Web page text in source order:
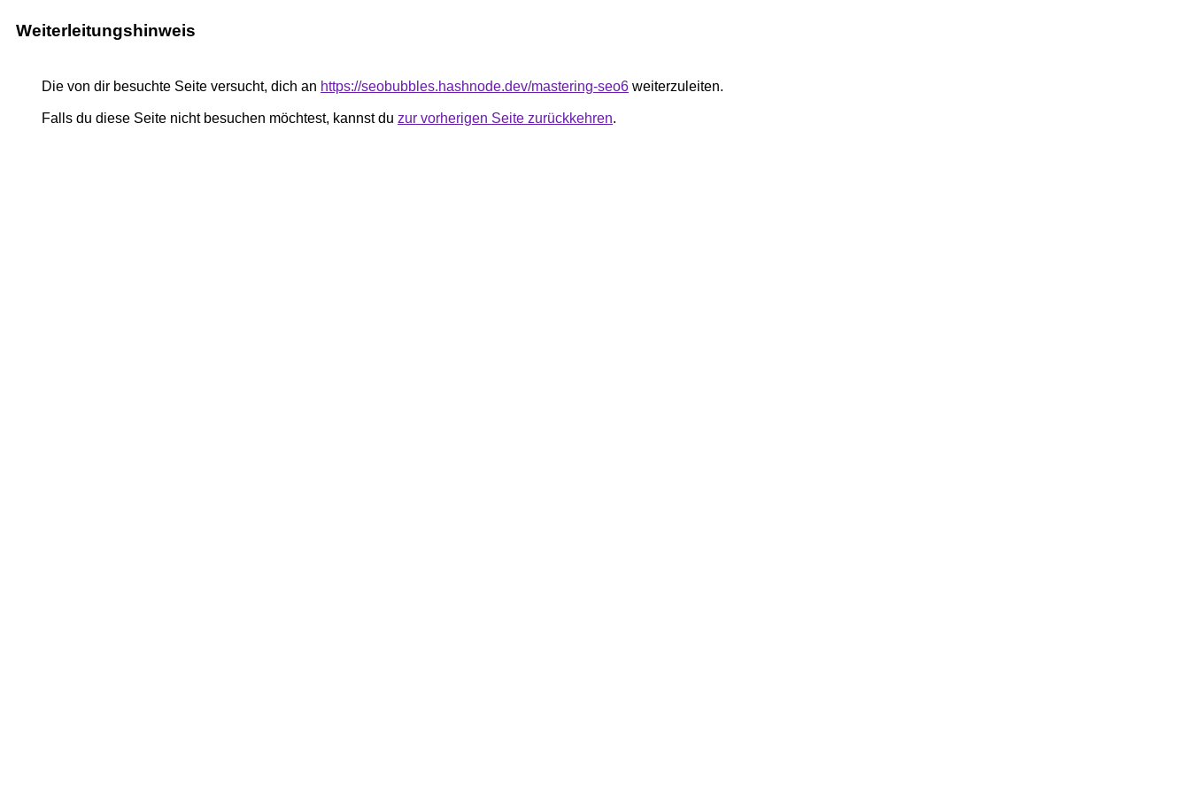
Weiterleitungshinweis
Die von dir besuchte Seite versucht, dich an https://seobubbles.hashnode.dev/mastering-seo6 weiterzuleiten.
Falls du diese Seite nicht besuchen möchtest, kannst du zur vorherigen Seite zurückkehren.